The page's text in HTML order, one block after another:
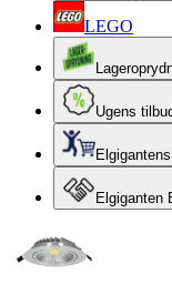
LEGO
Ugens
Elgiganten